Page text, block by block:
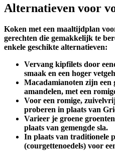
Alternatieven voor
Koken met een maaltijdplan
gerechten die gemakkelijk te
enkele geschikte alternatieven:
Vervang kipfilets door
smaak en een hoger
Macadamianoten zijn een
amandelen, met een
Voor een romige,
proberen in plaats van
Varieer je groene
plaats van gemengde sla.
In plaats van traditionele
(courgettenoedels) voor